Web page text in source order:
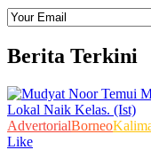
Berita Terkini
AdvertorialBorneo
Like